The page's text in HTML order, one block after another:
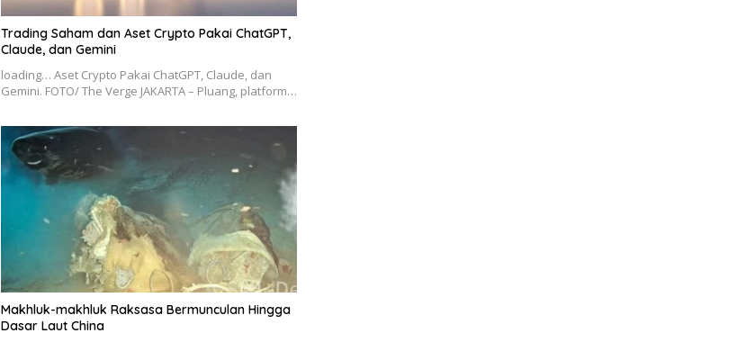
Trading Saham dan Aset Crypto Pakai ChatGPT,
Claude, dan Gemini
loading… Aset Crypto Pakai ChatGPT, Claude, dan
Gemini. FOTO/ The Verge JAKARTA – Pluang, platform…
Makhluk-makhluk Raksasa Bermunculan Hingga
Dasar Laut China